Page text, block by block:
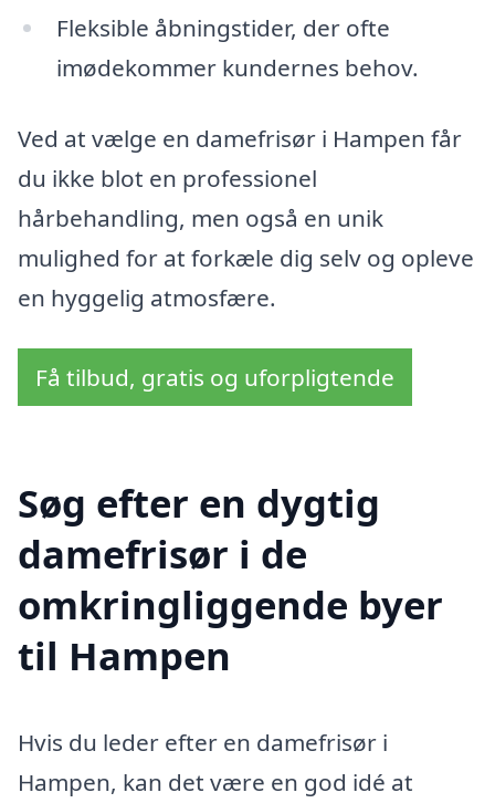
Fleksible åbningstider, der ofte
imødekommer kundernes behov.
Ved at vælge en damefrisør i Hampen får
du ikke blot en professionel
hårbehandling, men også en unik
mulighed for at forkæle dig selv og opleve
en hyggelig atmosfære.
Få tilbud, gratis og uforpligtende
Søg efter en dygtig
damefrisør i de
omkringliggende byer
til Hampen
Hvis du leder efter en damefrisør i
Hampen, kan det være en god idé at